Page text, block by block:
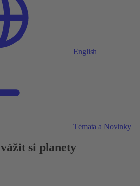
English
Témata a Novinky
si planety